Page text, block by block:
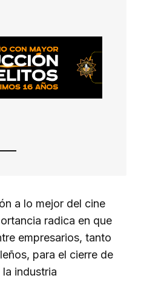
a lo mejor del cine
radica en que
empresarios, tanto
para el cierre de
industria